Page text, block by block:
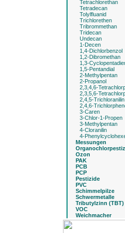
Tetrachlorethan
Tetradecan
Tolylfluanid
Trichlorethen
Tribrommethan
Tridecan
Undecan
1-Decen
1,4-Dichlorbenzol
1,2-Dibromethan
1,3-
1,5-Pentandial
2-Methylpentan
2-Propanol
2,3,4,6-
2,3,5,6-
2,4,5-Trichloranilin
2,4,6-
3-Caren
3-Chlor-1-Propen
3-Methylpentan
4-Cloranilin
4-
Messungen
Ozon
PAK
PCB
PCP
Pestizide
PVC
Schimmelpilze
Schwermetalle
Tributylzinn (TBT)
VOC
Weichmacher